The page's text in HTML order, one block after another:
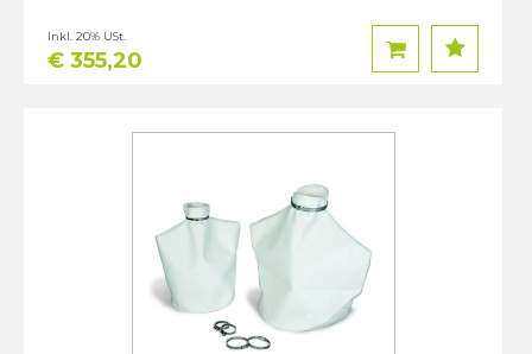
€ 355,20
Inkl. 20% USt.